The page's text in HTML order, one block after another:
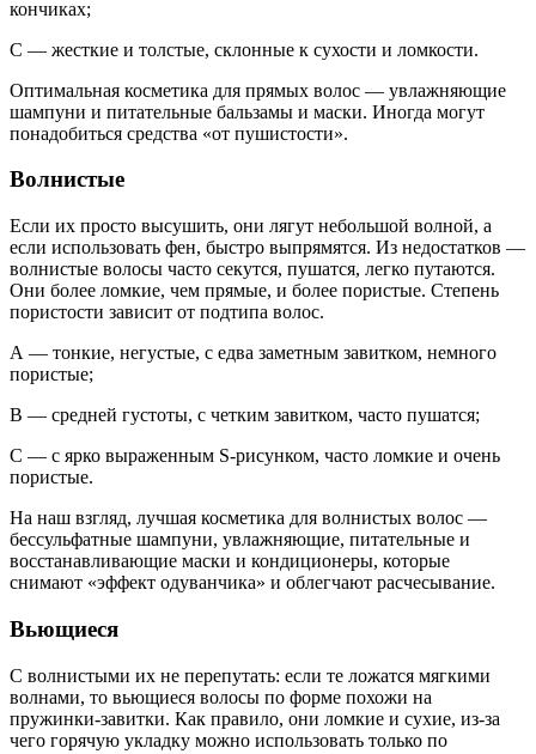
кончиках;
С — жесткие и толстые, склонные к сухости и ломкости.
Оптимальная косметика для прямых волос — увлажняющие
шампуни и питательные бальзамы и маски. Иногда могут
понадобиться средства «от пушистости».
Волнистые
Если их просто высушить, они лягут небольшой волной, а
если использовать фен, быстро выпрямятся. Из недостатков —
волнистые волосы часто секутся, пушатся, легко путаются.
Они более ломкие, чем прямые, и более пористые. Степень
пористости зависит от подтипа волос.
А — тонкие, негустые, с едва заметным завитком, немного
пористые;
В — средней густоты, с четким завитком, часто пушатся;
С — с ярко выраженным S-рисунком, часто ломкие и очень
пористые.
На наш взгляд, лучшая косметика для волнистых волос —
бессульфатные шампуни, увлажняющие, питательные и
восстанавливающие маски и кондиционеры, которые
снимают «эффект одуванчика» и облегчают расчесывание.
Вьющиеся
С волнистыми их не перепутать: если те ложатся мягкими
волнами, то вьющиеся волосы по форме похожи на
пружинки-завитки. Как правило, они ломкие и сухие, из-за
чего горячую укладку можно использовать только по